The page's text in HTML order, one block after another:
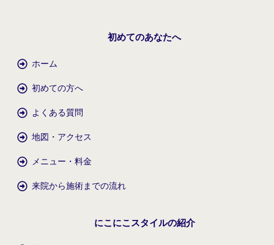
初めてのあなたへ
ホーム
初めての方へ
よくある質問
地図・アクセス
メニュー・料金
来院から施術までの流れ
にこにこスタイルの紹介